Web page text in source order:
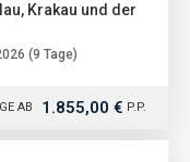
Krakau und der
(9 Tage)
AB 1.855,00 € P.P.